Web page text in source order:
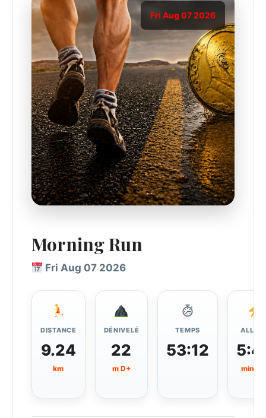
Fri Aug 07 2026
Morning Run
Fri Aug 07 2026
DISTANCE
9.24
km
DÉNIVELÉ
22
m D+
TEMPS
53:12
min/